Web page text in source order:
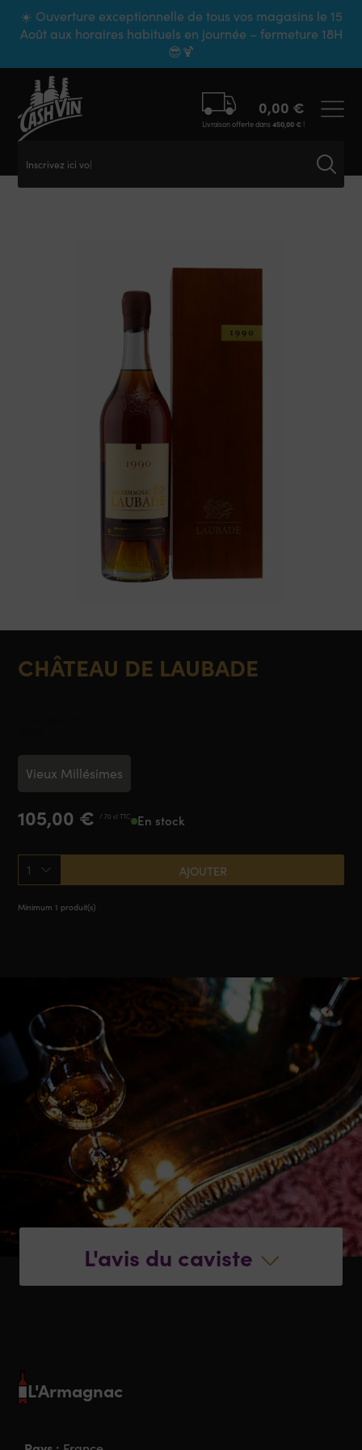
☀️ Ouverture exceptionnelle de tous vos magasins le 15
Août aux horaires habituels en journée – fermeture 18H
😎🍹
Inscrivez ici votr
0,00 €
Livraison offerte dans450,00 €!
CHÂTEAU DE LAUBADE
105,00 € / 70 cl TTC En stock
1 AJOUTER
Minimum 1 produit(s)
Vieux Millésimes
L'avis du caviste
L'Armagnac
Panneau de gestion des cookies